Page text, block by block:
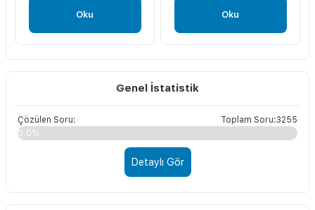
Oku Oku
Genel İstatistik
Çözülen Soru:
Toplam Soru:3255
0.0%
Detaylı Gör